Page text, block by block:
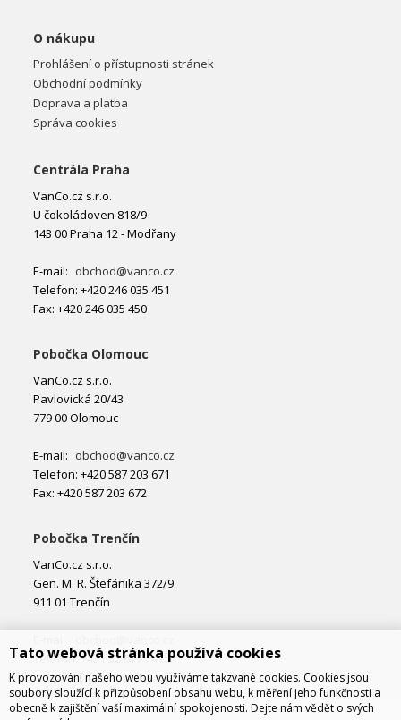
O nákupu
Prohlášení o přístupnosti stránek
Obchodní podmínky
Doprava a platba
Správa cookies
Centrála Praha
VanCo.cz s.r.o.
U čokoládoven 818/9
143 00 Praha 12 - Modřany
E-mail: obchod@vanco.cz
Telefon: +420 246 035 451
Fax: +420 246 035 450
Pobočka Olomouc
VanCo.cz s.r.o.
Pavlovická 20/43
779 00 Olomouc
E-mail: obchod@vanco.cz
Telefon: +420 587 203 671
Fax: +420 587 203 672
Pobočka Trenčín
VanCo.cz s.r.o.
Gen. M. R. Štefánika 372/9
911 01 Trenčín
Telefon: +421 32 877 74 02
Tato webová stránka používá cookies
K provozování našeho webu využíváme takzvané cookies. Cookies jsou
soubory sloužící k přizpůsobení obsahu webu, k měření jeho funkčnosti a
obecně k zajištění vaší maximální spokojenosti. Dejte nám vědět o svých